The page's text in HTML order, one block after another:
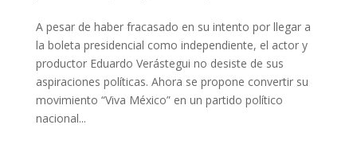
A pesar de haber fracasado en su intento por llegar a
la boleta presidencial como independiente, el actor y
productor Eduardo Verástegui no desiste de sus
aspiraciones políticas. Ahora se propone convertir su
movimiento “Viva México” en un partido político
nacional...